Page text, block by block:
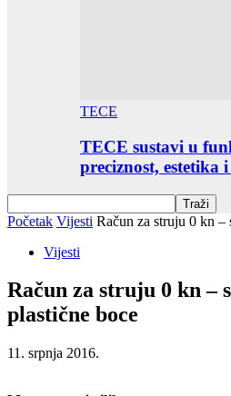
TECE
TECE sustavi u
preciznost, estetika
Početak Vijesti Račun za struju 0 kn
Vijesti
Račun za struju 0 kn –
plastične boce
11. srpnja 2016.